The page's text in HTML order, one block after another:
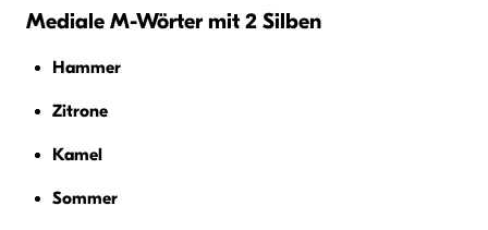
Mediale M-Wörter mit 2 Silben
Hammer
Zitrone
Kamel
Sommer